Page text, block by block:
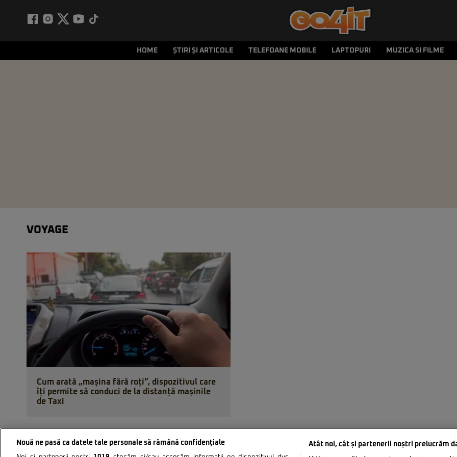
HOME ȘTIRI ȘI ARTICOLE TELEFOANE MOBILE LAPTOPURI MUZICA SI FILME
VOYAGE
Cum arată „mașina fără roți”, dispozitivul care
îți permite să conduci de la distanță mașinile
de Taxi
Nouă ne pasă ca datele tale personale să rămână confidențiale Atât noi, cât și partenerii noștri prelucrăm